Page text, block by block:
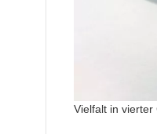
Vielfalt in vierter